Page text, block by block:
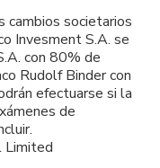
cambios societarios
Invesment S.A. se
con 80% de
Rudolf Binder con
efectuarse si la
de
Limited